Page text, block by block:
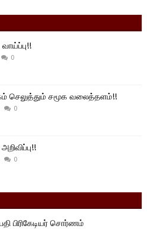
வாய்ப்பு!!
0
செலுத்தும் சமூக வலைத்தளம்!!
0
0
பிரிகேடியர் சொர்ணம்